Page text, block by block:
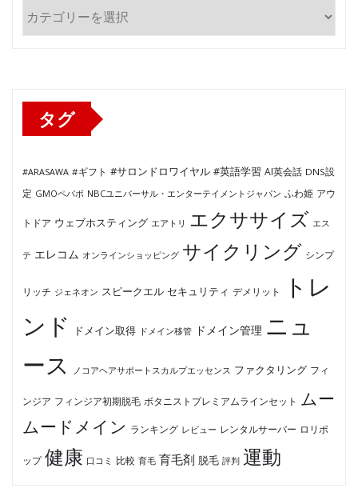
テ
タグ
#ARASAWA #ギフト #サロンドロワイヤル #英語学習 AI英会話 DNS設
定 GMOペパボ NBCユニバーサル・エンターテイメントジャパン ふわ姫 アウ
トドア ウェブホスティング エアトリ エクササイズ エス
テ エレコム オンラインショッピング サイクリング シンプ
リッチ ジェネオン スピークエル セキュリティ デメリット
トレ
ンド
ドメイン取得 ドメイン移管 ドメイン管理 ニュ
ース
ノコアヘアサポートスカルプエッセンス ファクタリング フィ
ンジア フィンジア初期脱毛 ボタニストプレミアムラインセット ムー
ムードメイン ランキング レビュー レンタルサーバー ロリポ
ップ 健康 口コミ 比較 育毛 育毛剤 脱毛 評判 運動